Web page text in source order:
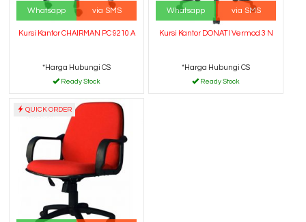
Whatsapp via SMS
Kursi Kantor CHAIRMAN PC 9210 A
*Harga Hubungi CS
Ready Stock
Whatsapp via SMS
Kursi Kantor DONATI Vermod 3 N
*Harga Hubungi CS
Ready Stock
QUICK ORDER